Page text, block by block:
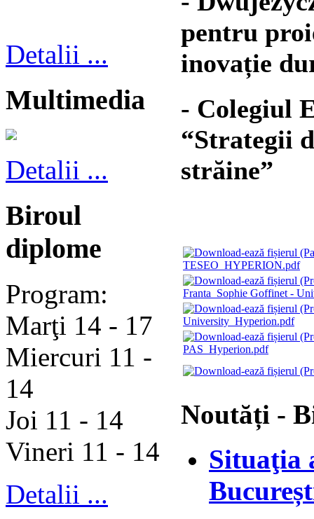
pentru
inovație
- Colegiul
“Strategii
străine”
TESEO_HYPERION.pdf
Franta_Sophie Goffinet -
University_Hyperion.pdf
PAS_Hyperion.pdf
Noutăți -
Situaţia
Detalii ...
Multimedia
Detalii ...
Biroul
diplome
Program:
Marţi 14 - 17
Miercuri 11 -
14
Joi 11 - 14
Vineri 11 - 14
Detalii ...